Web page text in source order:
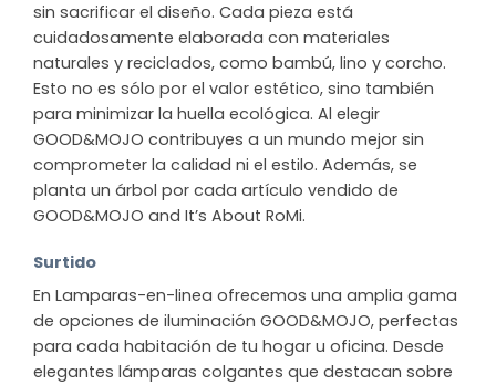
sin sacrificar el diseño. Cada pieza está
cuidadosamente elaborada con materiales
naturales y reciclados, como bambú, lino y corcho.
Esto no es sólo por el valor estético, sino también
para minimizar la huella ecológica. Al elegir
GOOD&MOJO contribuyes a un mundo mejor sin
comprometer la calidad ni el estilo. Además, se
planta un árbol por cada artículo vendido de
GOOD&MOJO and It’s About RoMi.
Surtido
En Lamparas-en-linea ofrecemos una amplia gama
de opciones de iluminación GOOD&MOJO, perfectas
para cada habitación de tu hogar u oficina. Desde
elegantes lámparas colgantes que destacan sobre